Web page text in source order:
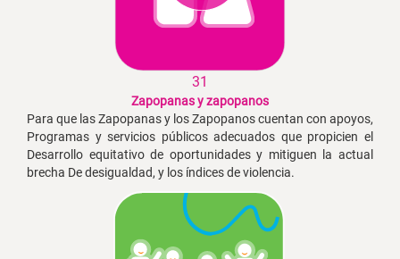
31
Zapopanas y zapopanos
Para que las Zapopanas y los Zapopanos cuentan con apoyos,
Programas y servicios públicos adecuados que propicien el
Desarrollo equitativo de oportunidades y mitiguen la actual
brecha De desigualdad, y los índices de violencia.